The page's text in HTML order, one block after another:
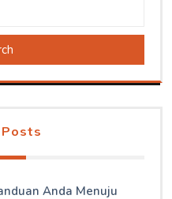
Anda Menuju